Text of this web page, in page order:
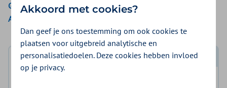
Gemeente Amsterdam
Aon Vitaal
Log in met DigiD
Akkoord met cookies?
Dan geef je ons toestemming om ook cookies te
plaatsen voor uitgebreid analytische en
personalisatiedoelen. Deze cookies hebben invloed
op je privacy.